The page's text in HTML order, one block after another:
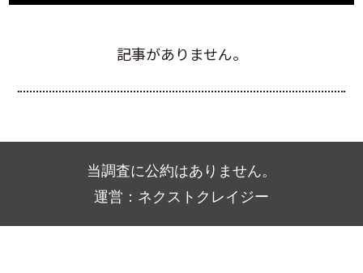
記事がありません。
当調査に公約はありません。
運営：ネクストクレイジー